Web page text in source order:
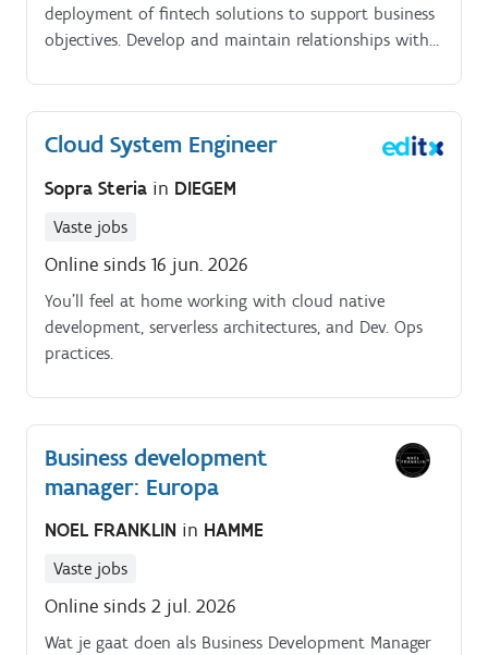
deployment of fintech solutions to support business
objectives. Develop and maintain relationships with
team.
Cloud System Engineer
Sopra Steria in DIEGEM
Vaste jobs
Online sinds 16 jun. 2026
You’ll feel at home working with cloud native
development, serverless architectures, and Dev. Ops
practices.
Business development
manager: Europa
NOEL FRANKLIN in HAMME
Vaste jobs
Online sinds 2 jul. 2026
Wat je gaat doen als Business Development Manager